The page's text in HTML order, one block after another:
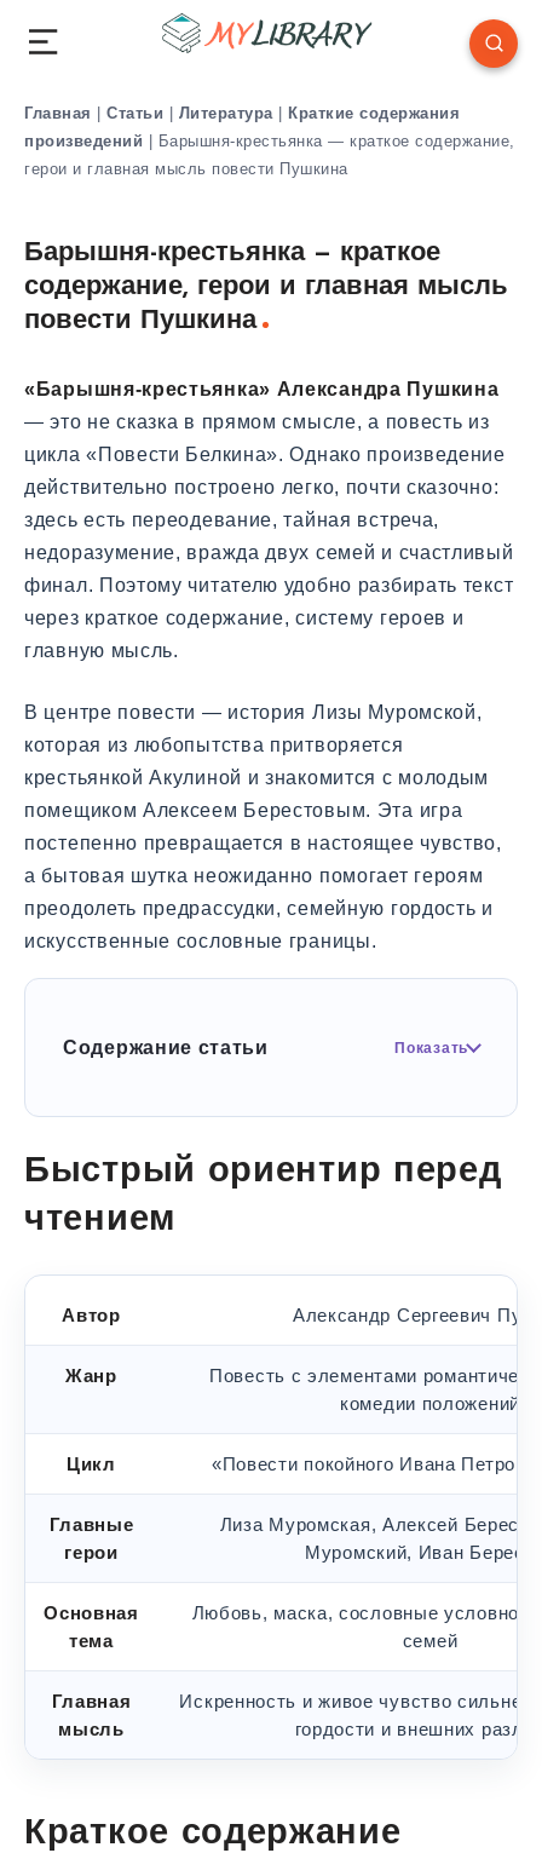
Главная | Статьи | Литература | Краткие содержания
произведений | Барышня-крестьянка — краткое содержание,
герои и главная мысль повести Пушкина
Барышня-крестьянка — краткое
содержание, герои и главная мысль
повести Пушкина
«Барышня-крестьянка» Александра Пушкина
— это не сказка в прямом смысле, а повесть из
цикла «Повести Белкина». Однако произведение
действительно построено легко, почти сказочно:
здесь есть переодевание, тайная встреча,
недоразумение, вражда двух семей и счастливый
финал. Поэтому читателю удобно разбирать текст
через краткое содержание, систему героев и
главную мысль.
В центре повести — история Лизы Муромской,
которая из любопытства притворяется
крестьянкой Акулиной и знакомится с молодым
помещиком Алексеем Берестовым. Эта игра
постепенно превращается в настоящее чувство,
а бытовая шутка неожиданно помогает героям
преодолеть предрассудки, семейную гордость и
искусственные сословные границы.
Содержание статьи Показать
Быстрый ориентир перед
чтением
Автор Александр Сергеевич
Жанр
Повесть с элементами
комедии положений
Цикл «Повести покойного Ивана
Главные
герои
Лиза Муромская, Алексей
Муромский, Иван
Основная
тема
Любовь, маска, сословные
семей
Главная
мысль
Искренность и живое чувство сильнее
гордости и внешних
Краткое содержание